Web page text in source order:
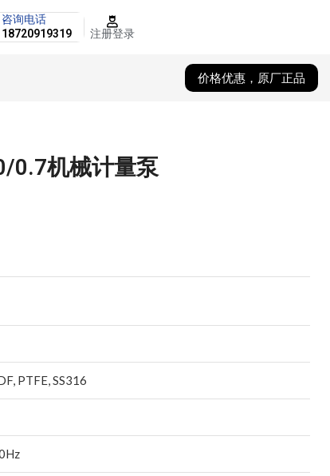
咨询电话
18720919319
注册登录
价格优惠，原厂正品
0.7机械计量泵
PTFE, SS316